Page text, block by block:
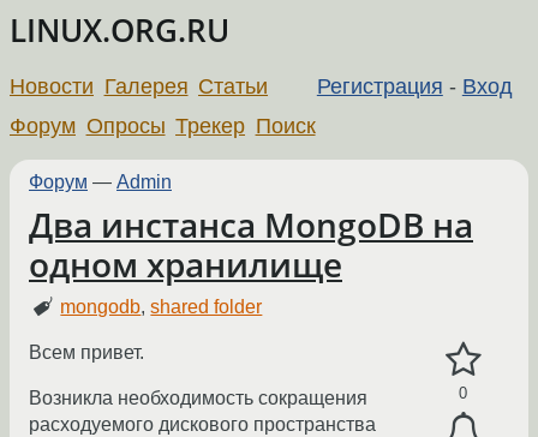
LINUX.ORG.RU
Регистрация - Вход
Новости Галерея Статьи
Форум Опросы Трекер Поиск
Форум — Admin
Два инстанса MongoDB на
одном хранилище
mongodb,shared folder
0
Всем привет.
Возникла необходимость сокращения
расходуемого дискового пространства